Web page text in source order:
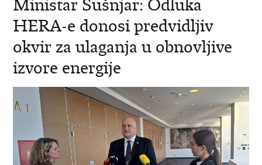
Ministar Šušnjar: Odluka
HERA-e donosi predvidljiv
okvir za ulaganja u obnovljive
izvore energije